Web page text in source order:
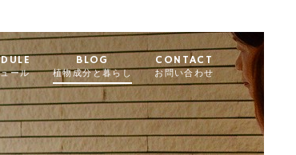
ール
BLOG
植物成分と暮らし
CONTACT
お問い合わせ